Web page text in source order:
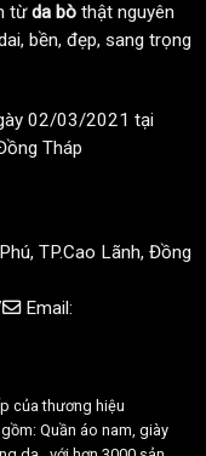
từda bò thật nguyên
bền, đẹp, sang trọng
02/03/2021 tại
Tháp
TP.Cao Lãnh, Đồng
Email:
của thương hiệu
Quần áo nam, giày